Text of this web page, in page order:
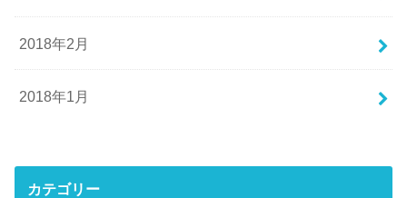
2018年2月
2018年1月
カテゴリー